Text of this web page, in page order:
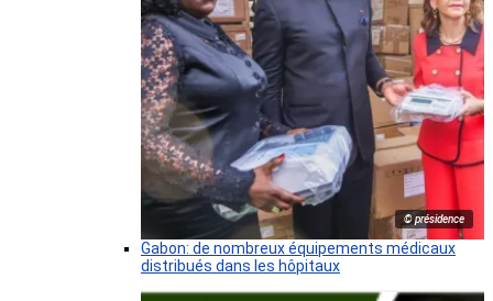
© présidence
Gabon: de nombreux équipements médicaux
distribués dans les hôpitaux